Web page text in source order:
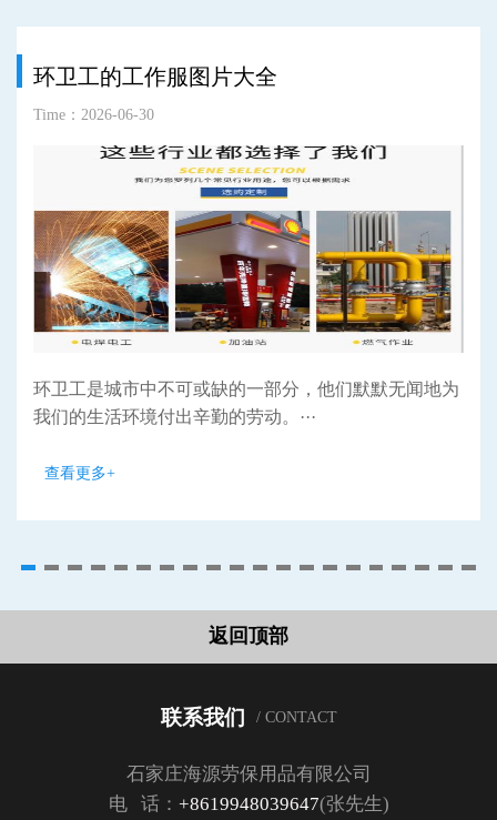
环卫工的工作服图片大全
Time：2026-06-30
环卫工是城市中不可或缺的一部分，他们默默无闻地为
我们的生活环境付出辛勤的劳动。···
查看更多+
返回顶部
联系我们 / CONTACT
石家庄海源劳保用品有限公司
电 话： +8619948039647(张先生)